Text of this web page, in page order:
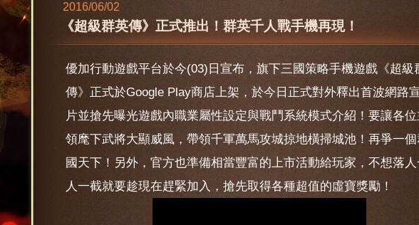
2016/06/02
《超級群英傳》正式推出！群英千人戰手機再現！
優加行動遊戲平台於今(03)日宣布，旗下三國策略手機遊戲《超級
傳》正式於Google Play商店上架，於今日正式對外釋出首波網路
片並搶先曝光遊戲內職業屬性設定與戰鬥系統模式介紹！要讓各
領麾下武將大顯威風，帶領千軍萬馬攻城掠地橫掃城池！再爭一
國天下！另外，官方也準備相當豐富的上市活動給玩家，不想落
人一截就要趁現在趕緊加入，搶先取得各種超值的虛寶獎勵！